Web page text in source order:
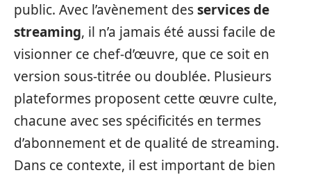
public. Avec l’avènement desservices de
streaming, il n’a jamais été aussi facile de
visionner ce chef-d’œuvre, que ce soit en
version sous-titrée ou doublée. Plusieurs
plateformes proposent cette œuvre culte,
chacune avec ses spécificités en termes
d’abonnement et de qualité de streaming.
Dans ce contexte, il est important de bien